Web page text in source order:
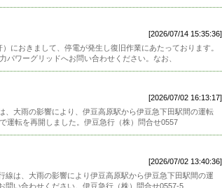
[2026/07/14 15:35:36]
におきまして、停電が発生し復旧作業にあたっております。
パワーグリッドへお問い合わせください。なお、
[2026/07/02 16:13:17]
、大雨の影響により、伊豆高原駅から伊豆急下田駅間の運転
運転を再開しました。伊豆急行（株）問合せ0557
[2026/07/02 13:40:36]
線は、大雨の影響により伊豆高原駅から伊豆急下田駅間の運
問い合わせください。伊豆急行（株）問合せ0557-5